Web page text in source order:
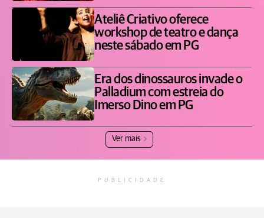
Ateliê Criativo oferece
workshop de teatro e dança
neste sábado em PG
Era dos dinossauros invade o
Palladium com estreia do
Imerso Dino em PG
Ver mais
PUBLICIDADE